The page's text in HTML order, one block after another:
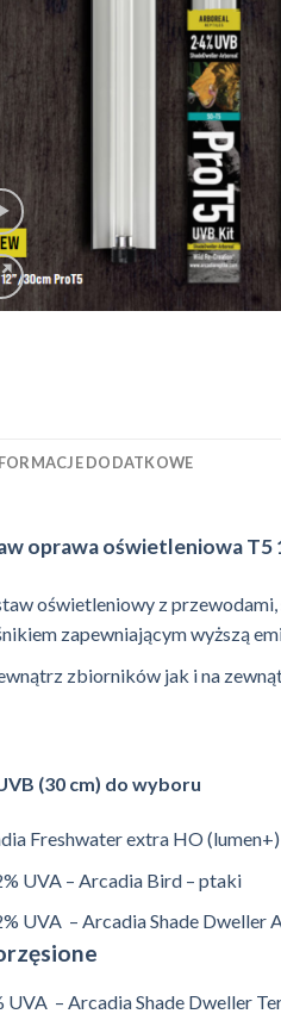
DODATKOWE
oprawa oświetleniowa
oświetleniowy z
zapewniającym wyższą
zbiorników jak i na
(30 cm) do wyboru
Freshwater extra HO
UVA – Arcadia Bird – ptaki
UVA – Arcadia Shade
UVA – Arcadia Shade Dweller